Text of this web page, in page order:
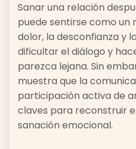
Sanar una relación
puede sentirse como un
dolor, la desconfianza y
dificultar el diálogo y
parezca lejana. Sin
muestra que la
participación activa de
claves para reconstruir
sanación emocional.